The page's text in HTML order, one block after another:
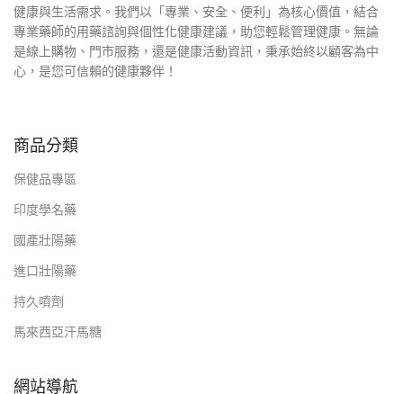
健康與生活需求。我們以「專業、安全、便利」為核心價值，結合
專業藥師的用藥諮詢與個性化健康建議，助您輕鬆管理健康。無論
是線上購物、門市服務，還是健康活動資訊，秉承始終以顧客為中
心，是您可信賴的健康夥伴！
商品分類
保健品專區
印度學名藥
國產壯陽藥
進口壯陽藥
持久噴劑
馬來西亞汗馬糖
網站導航